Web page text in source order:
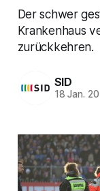
Der schwer
Krankenhaus
zurückkehren.
SID
18 Jan.